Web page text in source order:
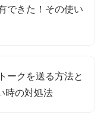
できた！その使い
ークを送る方法と
時の対処法